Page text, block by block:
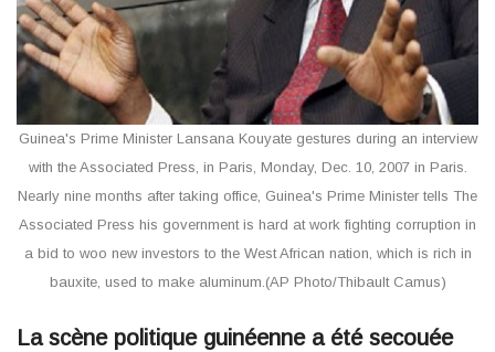
Guinea's Prime Minister Lansana Kouyate gestures during an interview
with the Associated Press, in Paris, Monday, Dec. 10, 2007 in Paris.
Nearly nine months after taking office, Guinea's Prime Minister tells The
Associated Press his government is hard at work fighting corruption in
a bid to woo new investors to the West African nation, which is rich in
bauxite, used to make aluminum.(AP Photo/Thibault Camus)
La scène politique guinéenne a été secouée